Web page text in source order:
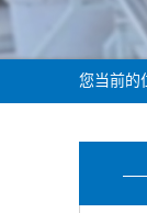
您当前的